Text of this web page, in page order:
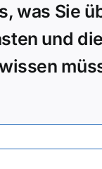
was Sie
und